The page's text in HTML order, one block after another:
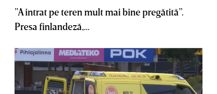
”A intrat pe teren mult mai bine pregătită”.
Presa finlandeză,...